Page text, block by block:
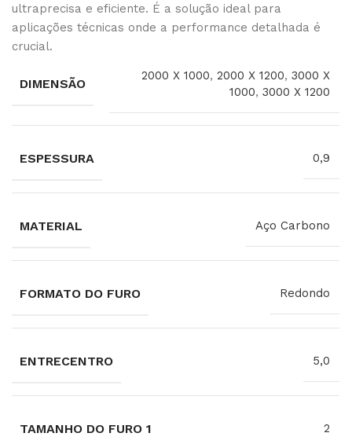
ultraprecisa e eficiente. É a solução ideal para
aplicações técnicas onde a performance detalhada é
crucial.
DIMENSÃO
2000 X 1000,2000 X 1200,3000 X
1000,3000 X 1200
ESPESSURA 0,9
MATERIAL Aço Carbono
FORMATO DO FURO Redondo
ENTRECENTRO 5,0
TAMANHO DO FURO 1 2